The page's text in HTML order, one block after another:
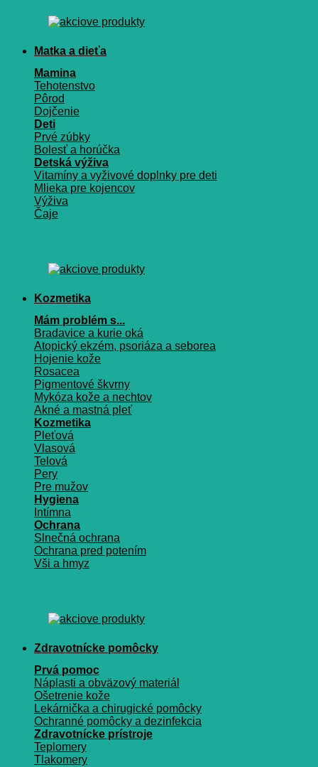
Matka a dieťa
Mamina
Tehotenstvo
Pôrod
Dojčenie
Deti
Prvé zúbky
Bolesť a horúčka
Detská výživa
Vitamíny a vyživové doplnky pre deti
Mlieka pre kojencov
Výživa
Čaje
Kozmetika
Mám problém s...
Bradavice a kurie oká
Atopický ekzém, psoriáza a seborea
Hojenie kože
Rosacea
Pigmentové škvrny
Mykóza kože a nechtov
Akné a mastná pleť
Kozmetika
Pleťová
Vlasová
Telová
Pery
Pre mužov
Hygiena
Intímna
Ochrana
Slnečná ochrana
Ochrana pred potením
Vši a hmyz
Zdravotnícke pomôcky
Prvá pomoc
Náplasti a obväzový materiál
Ošetrenie kože
Lekárnička a chirugické pomôcky
Ochranné pomôcky a dezinfekcia
Zdravotnícke prístroje
Teplomery
Tlakomery